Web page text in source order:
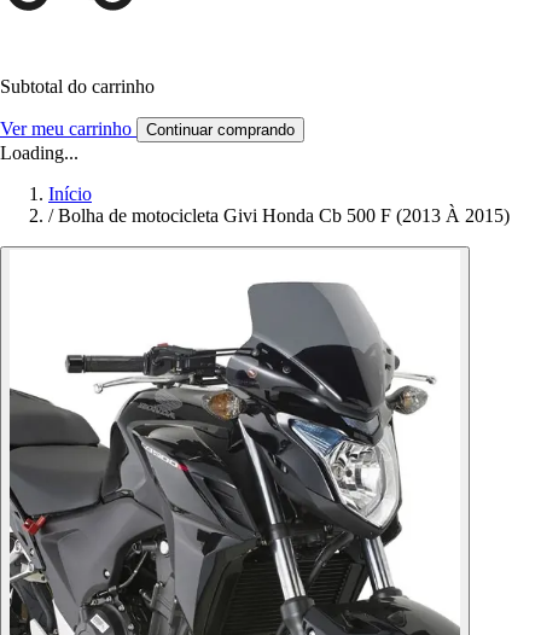
Subtotal do carrinho
Ver meu carrinho Continuar comprando
Loading...
Início
/ Bolha de motocicleta Givi Honda Cb 500 F (2013 À 2015)